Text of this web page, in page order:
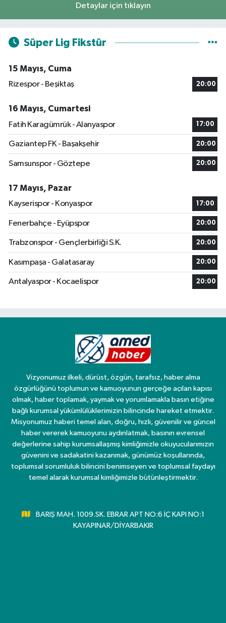
Detaylar için tıklayın
Süper Lig Fikstür
15 Mayıs, Cuma
Rizespor - Beşiktaş
20:00
16 Mayıs, Cumartesi
Fatih Karagümrük - Alanyaspor
17:00
Gaziantep FK - Başakşehir 20:00
Samsunspor - Göztepe 20:00
17 Mayıs, Pazar
Kayserispor - Konyaspor
17:00
Fenerbahçe - Eyüpspor 20:00
Trabzonspor - Gençlerbirliği S.K. 20:00
Kasımpaşa - Galatasaray 20:00
Antalyaspor - Kocaelispor 20:00
Vizyonumuz ilkeli, dürüst, özgün, tarafsız, haber alma
özgürlüğünü toplumun ve kamuoyunun gerçeğe açılan kapısı
olmak, haber toplamak, yaymak ve yorumlamakla basın etiğine
bağlı kurumsal yükümlülüklerimizin bilincinde hareket etmektir.
Misyonumuz haberi temel alan, doğru, hızlı, güvenilir ve güncel
haber vererek kamuoyunu aydınlatmak, basının evrensel
değerlerine sahip kurumsallaşmış kimliğimizle okuyucularımızın
güvenini ve sadakatini kazanmak, günümüz koşullarında,
toplumsal sorumluluk bilincini benimseyen ve toplumsal faydayı
temel alarak kurumsal kimliğimizle bütünleştirmektir.
BARIŞ MAH. 1009.SK. EBRAR APT NO:6 İÇ KAPI NO:1
KAYAPINAR/DİYARBAKIR